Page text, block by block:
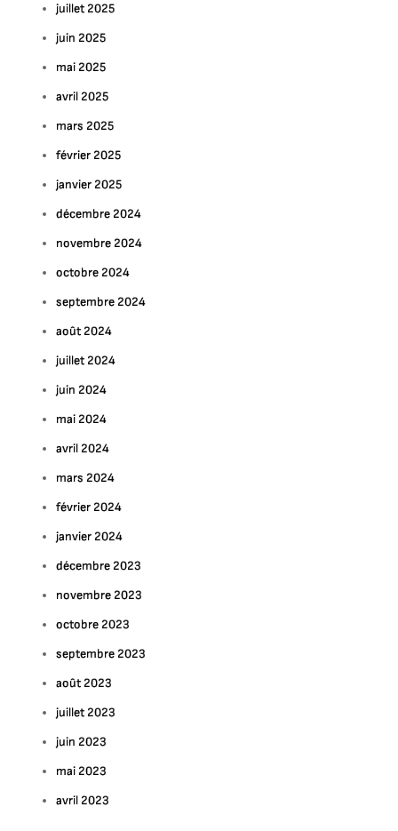
juillet 2025
juin 2025
mai 2025
avril 2025
mars 2025
février 2025
janvier 2025
décembre 2024
novembre 2024
octobre 2024
septembre 2024
août 2024
juillet 2024
juin 2024
mai 2024
avril 2024
mars 2024
février 2024
janvier 2024
décembre 2023
novembre 2023
octobre 2023
septembre 2023
août 2023
juillet 2023
juin 2023
mai 2023
avril 2023